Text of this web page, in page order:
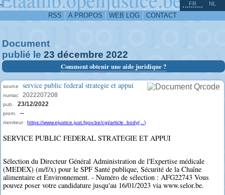
-
RSS A PROPOS WEB LOG CONTACT
FR NL
Document
publié le 23 décembre 2022
Comment obtenir une aide juridique ?
source service public federal strategie et appui
numac 2022207208
pub. 23/12/2022
prom. --
moniteur https://www.ejustice.just.fgov.be/cgi/article_body(...)
SERVICE PUBLIC FEDERAL STRATEGIE ET APPUI
Sélection du Directeur Général Administration de l'Expertise médicale
(MEDEX) (m/f/x) pour le SPF Santé publique, Sécurité de la Chaîne
alimentaire et Environnement. - Numéro de sélection : AFG22743 Vous
pouvez poser votre candidature jusqu'au 16/01/2023 via www.selor.be.
^